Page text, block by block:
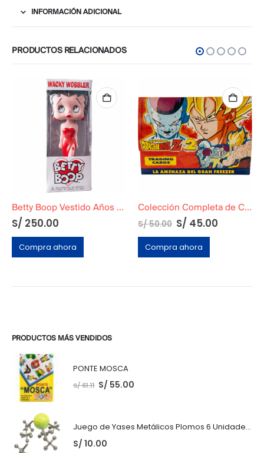
INFORMACIÓN ADICIONAL
PRODUCTOS RELACIONADOS
Betty Boop Vestido Años 90
S/ 250.00
Compra ahora
Colección Completa de Cards de Dragon Ball Z2: La Amenaza del Gran Freezer
S/50.00 S/ 45.00
Compra ahora
PRODUCTOS MÁS VENDIDOS
PONTE MOSCA
S/61.11 S/ 55.00
Juego de Yases Metálicos Plomos 6 Unidades + Pelota de Goma (En Bolsita Lista para Regalar)
S/ 10.00